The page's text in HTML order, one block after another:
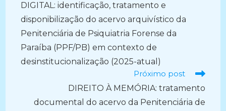
DIGITAL: identificação, tratamento e
disponibilização do acervo arquivístico da
Penitenciária de Psiquiatria Forense da
Paraíba (PPF/PB) em contexto de
desinstitucionalização (2025-atual)
Próximo post
DIREITO À MEMÓRIA: tratamento
documental do acervo da Penitenciária de